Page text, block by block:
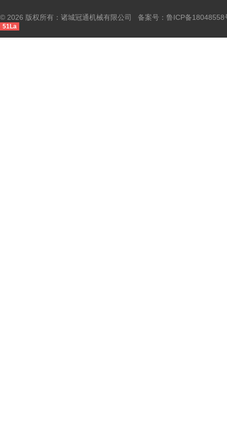
© 2026 版权所有：诸城冠通机械有限公司 备案号： 鲁ICP备18048558
51La